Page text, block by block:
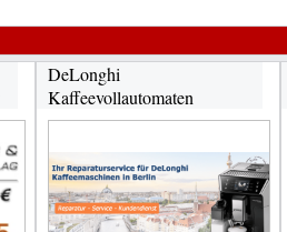
DeLonghi
Kaffeevollautomaten
Reparaturservice...